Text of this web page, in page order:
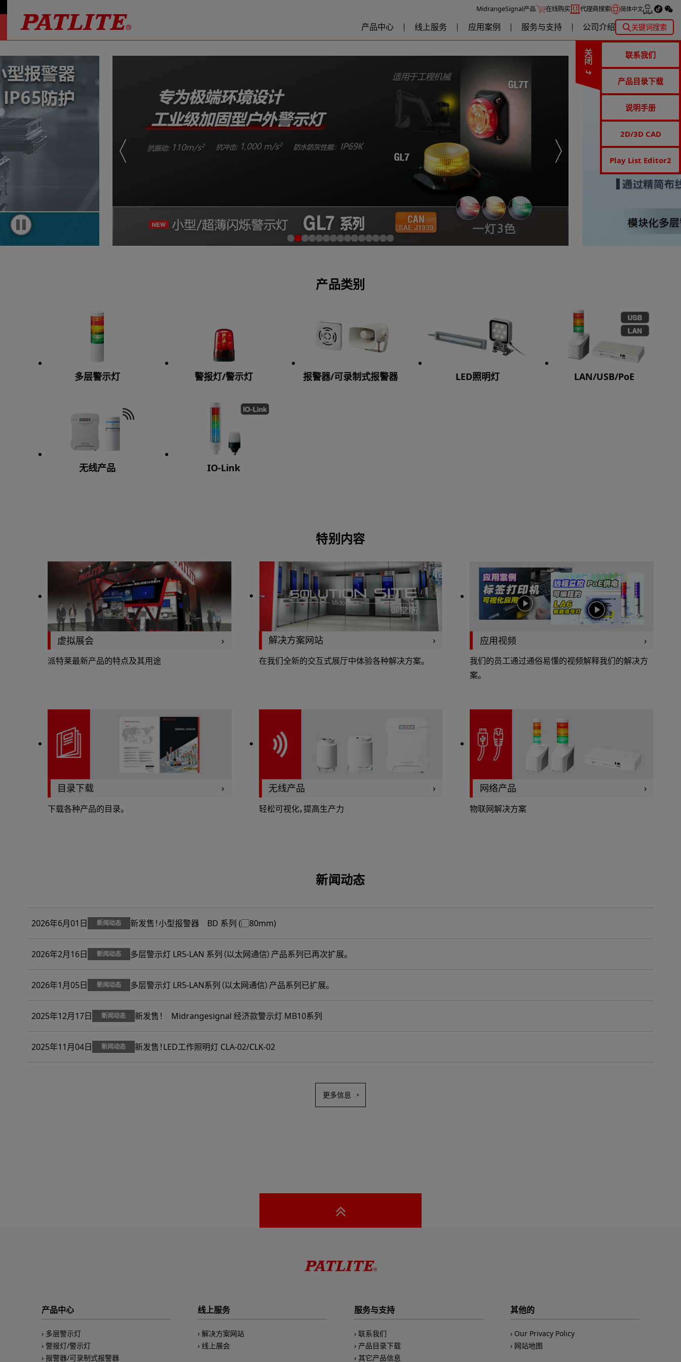
MidrangeSignal产品 在线购买 代理商搜索 简体中文
产品中心 线上服务 应用案例 服务与支持 公司介绍 关键词搜索
关闭 联系我们
产品目录下载
说明手册
2D/3D CAD
Play List Editor2
产品类别
多层警示灯 警报灯/警示灯 报警器/可录制式报警器 LED照明灯 LAN/USB/PoE
无线产品 IO-Link
特别内容
虚拟展会
派特莱最新产品的特点及其用途
解决方案网站
在我们全新的交互式展厅中体验各种解决方案。
应用视频
我们的员工通过通俗易懂的视频解释我们的解决方
案。
目录下载
下载各种产品的目录。
无线产品
轻松可视化，提高生产力
网络产品
物联网解决方案
新闻动态
2026年6月01日 新闻动态 新发售！小型报警器 BD 系列 (▢80mm)
2026年2月16日 新闻动态 多层警示灯 LR5-LAN 系列（以太网通信）产品系列已再次扩展。
2026年1月05日 新闻动态 多层警示灯 LR5-LAN系列（以太网通信）产品系列已扩展。
2025年12月17日 新闻动态 新发售！ Midrangesignal 经济款警示灯 MB10系列
2025年11月04日 新闻动态 新发售！LED工作照明灯 CLA-02/CLK-02
更多信息
产品中心
多层警示灯
警报灯/警示灯
报警器/可录制式报警器
线上服务
解决方案网站
线上展会
服务与支持
联系我们
产品目录下载
其它产品信息
其他的
Our Privacy Policy
网站地图